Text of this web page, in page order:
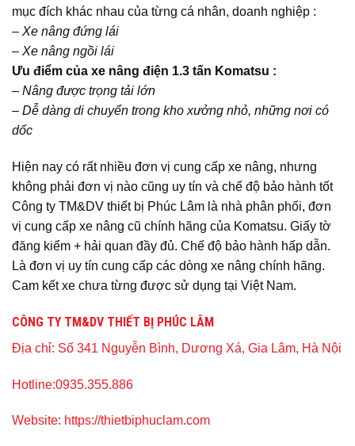
mục đích khác nhau của từng cá nhân, doanh nghiệp :
– Xe nâng đứng lái
– Xe nâng ngồi lái
Ưu điểm của xe nâng điện 1.3 tấn Komatsu :
– Nâng được trọng tải lớn
– Dễ dàng di chuyển trong kho xưởng nhỏ, những nơi có
dốc
Hiện nay có rất nhiều đơn vị cung cấp xe nâng, nhưng
không phải đơn vị nào cũng uy tín và chế độ bảo hành tốt
Công ty TM&DV thiết bị Phúc Lâm là nhà phân phối, đơn
vị cung cấp xe nâng cũ chính hãng của Komatsu. Giấy tờ
đăng kiểm + hải quan đầy đủ. Chế độ bảo hành hấp dẫn.
Là đơn vị uy tín cung cấp các dòng xe nâng chính hãng.
Cam kết xe chưa từng được sử dụng tại Việt Nam.
CÔNG TY TM&DV THIẾT BỊ PHÚC LÂM
Địa chỉ: Số 341 Nguyễn Bình, Dương Xá, Gia Lâm, Hà Nội
Hotline:0935.355.886
Website: https://thietbiphuclam.com